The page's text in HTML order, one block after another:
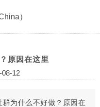
）
原因在这里
08-12
为什么不好做？原因在